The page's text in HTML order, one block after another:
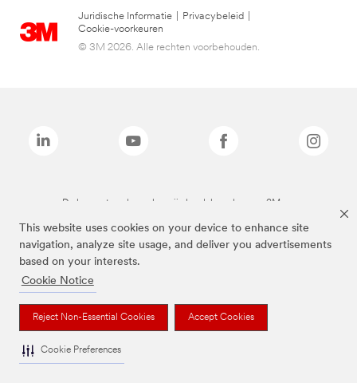
This website uses cookies on your device to enhance site
navigation, analyze site usage, and deliver you advertisements
based on your interests.
Cookie Notice
Reject Non-Essential Cookies Accept Cookies
Cookie Preferences
Juridische Informatie Privacybeleid
Cookie-voorkeuren
© 3M 2026. Alle rechten voorbehouden.
De bovenstaande merken zijn handelsmerken van 3M.we